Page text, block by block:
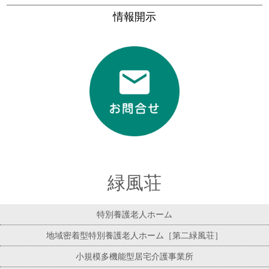
情報開示
緑風荘
特別養護老人ホーム
地域密着型特別養護老人ホーム［第二緑風荘］
小規模多機能型居宅介護事業所